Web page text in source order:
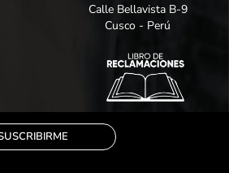
Calle Bellavista B-9
Cusco - Perú